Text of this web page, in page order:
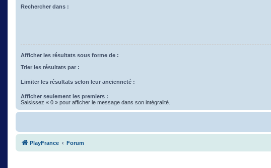
Rechercher dans :
Afficher les résultats sous forme de :
Trier les résultats par :
Limiter les résultats selon leur ancienneté :
Afficher seulement les premiers :
Saisissez « 0 » pour afficher le message dans son intégralité.
PlayFrance Forum